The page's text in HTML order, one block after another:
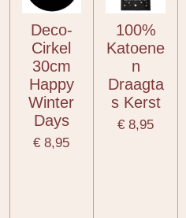
Deco-
Cirkel
30cm
Happy
Winter
Days
€ 8,95
100%
Katoene
n
Draagta
s Kerst
€ 8,95